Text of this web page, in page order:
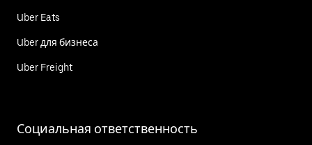
Uber Eats
Uber для бизнеса
Uber Freight
Социальная ответственность